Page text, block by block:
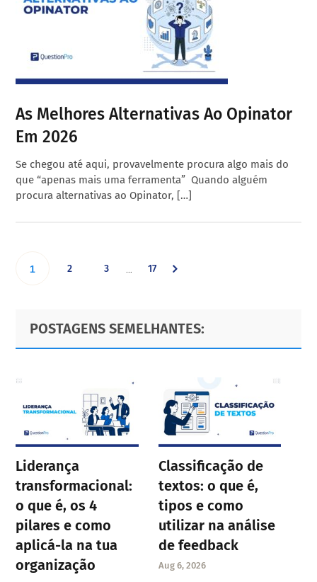
As Melhores Alternativas Ao Opinator
Em 2026
Se chegou até aqui, provavelmente procura algo mais do
que “apenas mais uma ferramenta” Quando alguém
procura alternativas ao Opinator, […]
Go
page
1 Go
page
2 Go
page
3
pages
… Go
page
17
Primary
Sidebar
Footer
POSTAGENS SEMELHANTES:
Liderança
transformacional:
o que é, os 4
pilares e como
aplicá-la na tua
organização
Classificação de
textos: o que é,
tipos e como
utilizar na análise
de feedback
Aug 6, 2026